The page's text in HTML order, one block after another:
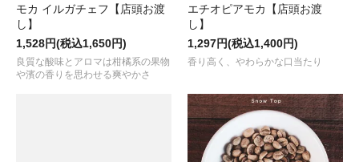
モカ イルガチェフ【店頭お渡
し】
1,528円(税込1,650円)
良質な酸味とアロマは柑橘系の果物
や濱の香りを思わせる爽やかさ
エチオピアモカ【店頭お渡
し】
1,297円(税込1,400円)
香り高く、やわらかな口当たり